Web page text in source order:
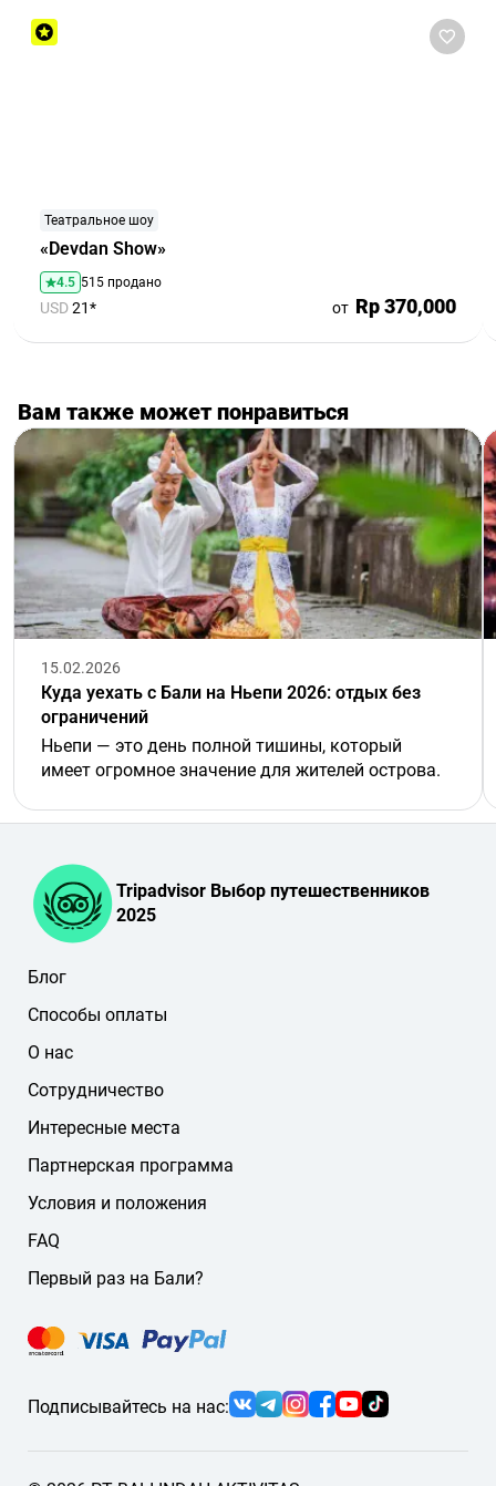
«Devdan Show»
Театральное шоу
4.5 515 продано
USD21* от Rp 370,000
Вам также может понравиться
Куда уехать с Бали на Ньепи 2026: отдых без
ограничений
15.02.2026
Ньепи — это день полной тишины, который
имеет огромное значение для жителей острова.
Tripadvisor Выбор путешественников
2025
Подписывайтесь на нас:
Блог
Способы оплаты
О нас
Сотрудничество
Интересные места
Партнерская программа
Условия и положения
FAQ
Первый раз на Бали?